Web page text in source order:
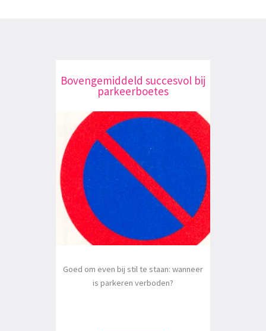
Bovengemiddeld succesvol bij
parkeerboetes
Goed om even bij stil te staan: wanneer
is parkeren verboden?